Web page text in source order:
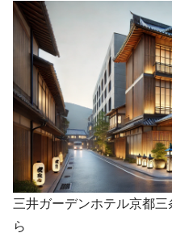
三井ガーデンホテル京都
ら